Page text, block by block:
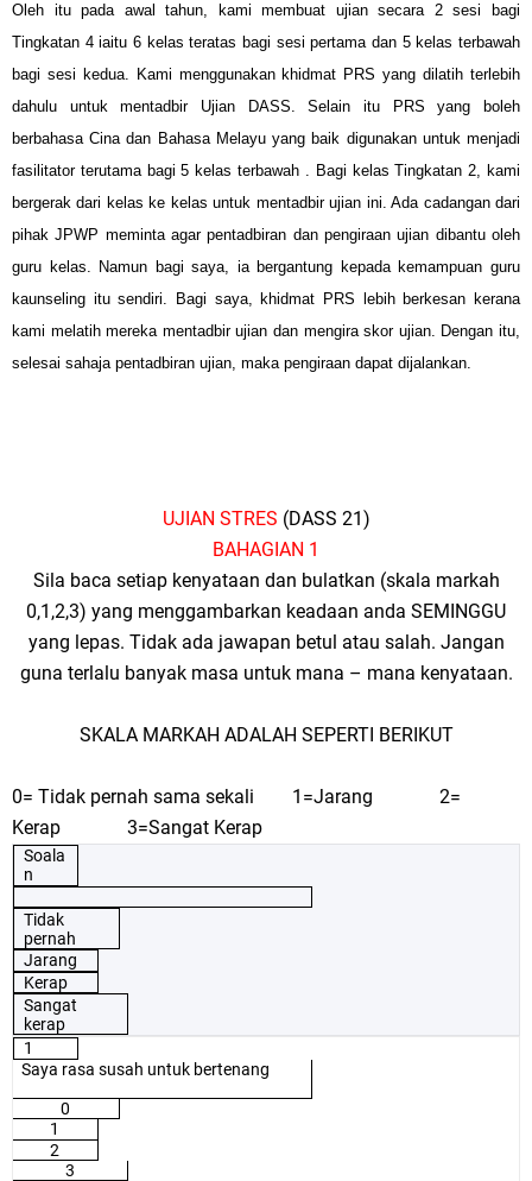
Oleh itu pada awal tahun, kami membuat ujian secara 2 sesi bagi
Tingkatan 4 iaitu 6 kelas teratas bagi sesi pertama dan 5 kelas terbawah
bagi sesi kedua. Kami menggunakan khidmat PRS yang dilatih terlebih
dahulu untuk mentadbir Ujian DASS. Selain itu PRS yang boleh
berbahasa Cina dan Bahasa Melayu yang baik digunakan untuk menjadi
fasilitator terutama bagi 5 kelas terbawah . Bagi kelas Tingkatan 2, kami
bergerak dari kelas ke kelas untuk mentadbir ujian ini. Ada cadangan dari
pihak JPWP meminta agar pentadbiran dan pengiraan ujian dibantu oleh
guru kelas. Namun bagi saya, ia bergantung kepada kemampuan guru
kaunseling itu sendiri. Bagi saya, khidmat PRS lebih berkesan kerana
kami melatih mereka mentadbir ujian dan mengira skor ujian. Dengan itu,
selesai sahaja pentadbiran ujian, maka pengiraan dapat dijalankan.
UJIAN STRES (DASS 21)
BAHAGIAN 1
Sila baca setiap kenyataan dan bulatkan (skala markah
0,1,2,3) yang menggambarkan keadaan anda SEMINGGU
yang lepas. Tidak ada jawapan betul atau salah. Jangan
guna terlalu banyak masa untuk mana – mana kenyataan.
SKALA MARKAH ADALAH SEPERTI BERIKUT
0= Tidak pernah sama sekali 1=Jarang
2=
Kerap
3=Sangat Kerap
Soala
n
Tidak
pernah
Jarang
Kerap
Sangat
kerap
1
Saya rasa susah untuk bertenang
0
1
2
3